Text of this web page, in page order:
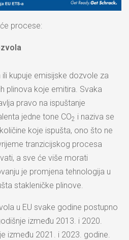
procese:
kupuje emisijske dozvole za
plinova koje emitira. Svaka
pravo na ispuštanje
jedne tone CO2 i naziva se
koje ispušta, ono što ne
tranzicijskog procesa
a sve će više morati
je promjena tehnologija u
stakleničke plinove.
u EU svake godine postupno
između 2013. i 2020.
između 2021. i 2023. godine.